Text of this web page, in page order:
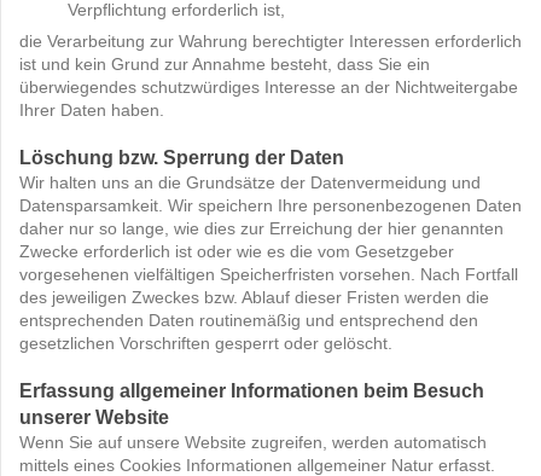
Verpflichtung erforderlich ist,
die Verarbeitung zur Wahrung berechtigter Interessen erforderlich
ist und kein Grund zur Annahme besteht, dass Sie ein
überwiegendes schutzwürdiges Interesse an der Nichtweitergabe
Ihrer Daten haben.
Löschung bzw. Sperrung der Daten
Wir halten uns an die Grundsätze der Datenvermeidung und
Datensparsamkeit. Wir speichern Ihre personenbezogenen Daten
daher nur so lange, wie dies zur Erreichung der hier genannten
Zwecke erforderlich ist oder wie es die vom Gesetzgeber
vorgesehenen vielfältigen Speicherfristen vorsehen. Nach Fortfall
des jeweiligen Zweckes bzw. Ablauf dieser Fristen werden die
entsprechenden Daten routinemäßig und entsprechend den
gesetzlichen Vorschriften gesperrt oder gelöscht.
Erfassung allgemeiner Informationen beim Besuch
unserer Website
Wenn Sie auf unsere Website zugreifen, werden automatisch
mittels eines Cookies Informationen allgemeiner Natur erfasst.